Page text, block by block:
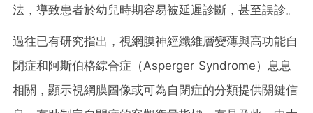
法，導致患者於幼兒時期容易被延遲診斷，甚至誤診。
過往已有研究指出，視網膜神經纖維層變薄與高功能自
閉症和阿斯伯格綜合症（Asperger Syndrome）息息
相關，顯示視網膜圖像或可為自閉症的分類提供關鍵信